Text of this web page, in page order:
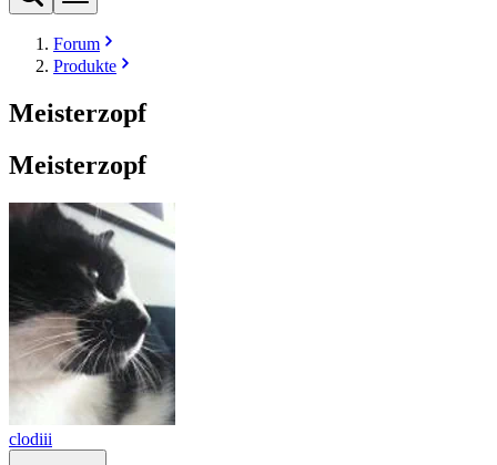
Forum
Produkte
Meisterzopf
Meisterzopf
clodiii